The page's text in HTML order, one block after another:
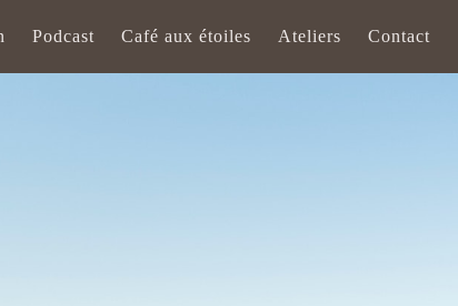
Podcast Café aux étoiles Ateliers Contact